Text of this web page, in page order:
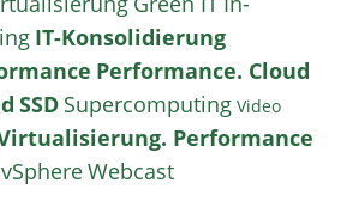
IT-Konsolidierung
Performance. Cloud
SSD Supercomputing Video
Performance
Webcast